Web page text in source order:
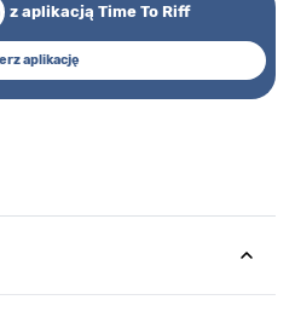
z aplikacją Time To Riff
aplikację